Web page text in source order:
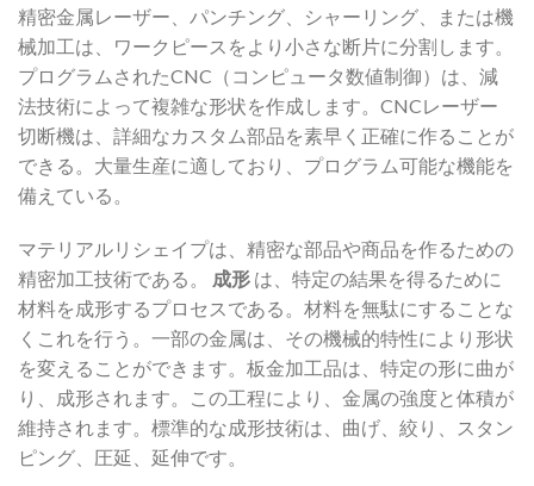
精密金属レーザー、パンチング、シャーリング、または機
械加工は、ワークピースをより小さな断片に分割します。
プログラムされたCNC（コンピュータ数値制御）は、減
法技術によって複雑な形状を作成します。CNCレーザー
切断機は、詳細なカスタム部品を素早く正確に作ることが
できる。大量生産に適しており、プログラム可能な機能を
備えている。
マテリアルリシェイプは、精密な部品や商品を作るための
精密加工技術である。 成形 は、特定の結果を得るために
材料を成形するプロセスである。材料を無駄にすることな
くこれを行う。一部の金属は、その機械的特性により形状
を変えることができます。板金加工品は、特定の形に曲が
り、成形されます。この工程により、金属の強度と体積が
維持されます。標準的な成形技術は、曲げ、絞り、スタン
ピング、圧延、延伸です。